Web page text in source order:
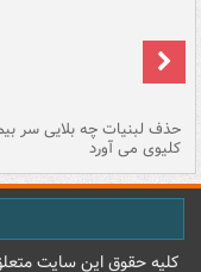
حذف لبنیات چه بلایی سر
کلیوی می آورد
کليه حقوق اين سايت